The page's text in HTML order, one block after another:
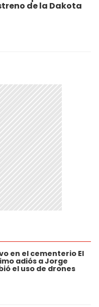
de la Dakota
en el cementerio El
adiós a Jorge
el uso de drones